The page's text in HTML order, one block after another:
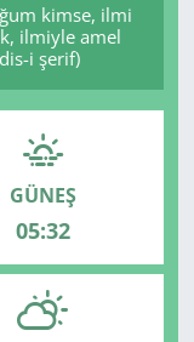
kimse, ilmi
ilmiyle amel
i şerif)
GÜNEŞ
05:32